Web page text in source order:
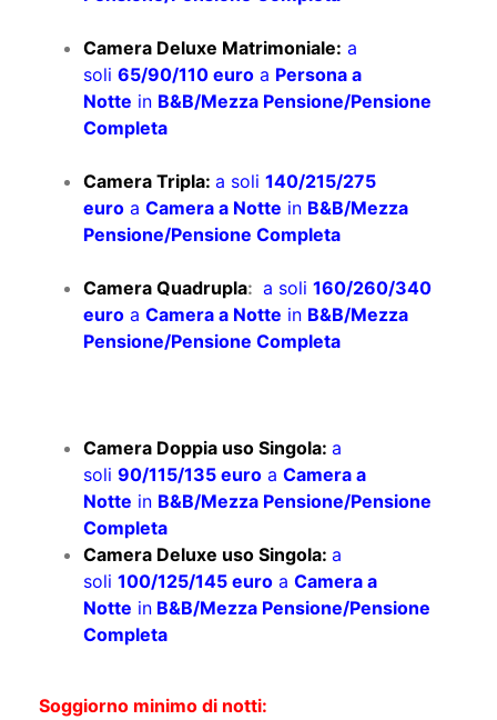
Camera Deluxe Matrimoniale: a
soli 65/90/110 euro a Persona a
Notte in B&B/Mezza Pensione/Pensione
Completa
Camera Tripla: a soli 140/215/275
euro a Camera a Notte in B&B/Mezza
Pensione/Pensione Completa
Camera Quadrupla: a soli 160/260/340
euro a Camera a Notte in B&B/Mezza
Pensione/Pensione Completa
Camera Doppia uso Singola: a
soli 90/115/135 euro a Camera a
Notte in B&B/Mezza Pensione/Pensione
Completa
Camera Deluxe uso Singola: a
soli 100/125/145 euro a Camera a
Notte in B&B/Mezza Pensione/Pensione
Completa
Soggiorno minimo di notti: